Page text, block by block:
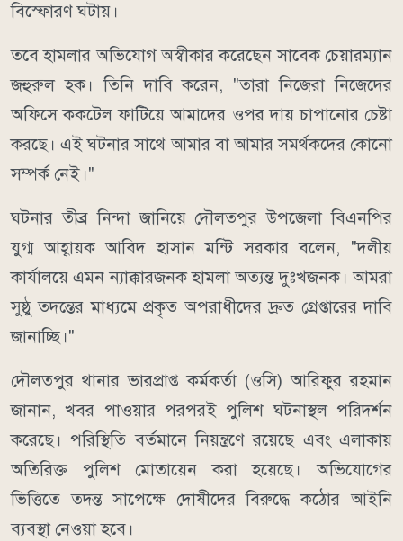
বিস্ফোরণ ঘটায়।
তবে হামলার অভিযোগ অস্বীকার করেছেন সাবেক চেয়ারম্যান
জহুরুল হক। তিনি দাবি করেন, "তারা নিজেরা নিজেদের
অফিসে ককটেল ফাটিয়ে আমাদের ওপর দায় চাপানোর চেষ্টা
করছে। এই ঘটনার সাথে আমার বা আমার সমর্থকদের কোনো
সম্পর্ক নেই।"
ঘটনার তীব্র নিন্দা জানিয়ে দৌলতপুর উপজেলা বিএনপির
যুগ্ম আহ্বায়ক আবিদ হাসান মন্টি সরকার বলেন, "দলীয়
কার্যালয়ে এমন ন্যাক্কারজনক হামলা অত্যন্ত দুঃখজনক। আমরা
সুষ্ঠু তদন্তের মাধ্যমে প্রকৃত অপরাধীদের দ্রুত গ্রেপ্তারের দাবি
জানাচ্ছি।"
দৌলতপুর থানার ভারপ্রাপ্ত কর্মকর্তা (ওসি) আরিফুর রহমান
জানান, খবর পাওয়ার পরপরই পুলিশ ঘটনাস্থল পরিদর্শন
করেছে। পরিস্থিতি বর্তমানে নিয়ন্ত্রণে রয়েছে এবং এলাকায়
অতিরিক্ত পুলিশ মোতায়েন করা হয়েছে। অভিযোগের
ভিত্তিতে তদন্ত সাপেক্ষে দোষীদের বিরুদ্ধে কঠোর আইনি
ব্যবস্থা নেওয়া হবে।